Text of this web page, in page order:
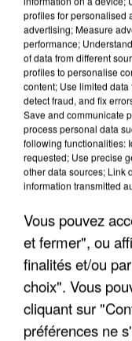
APRÈS TOUTES
DE FAUNE
profiles for personalised
advertising; Measure
performance;
of data from different
profiles to personalise
content; Use limited
detect fraud, and fix
Save and communicate
process personal data
following functionalities:
requested; Use precise
other data sources; Link
information transmitted
Vous pouvez
et fermer", ou
finalités et/ou
choix". Vous
cliquant sur
préférences ne